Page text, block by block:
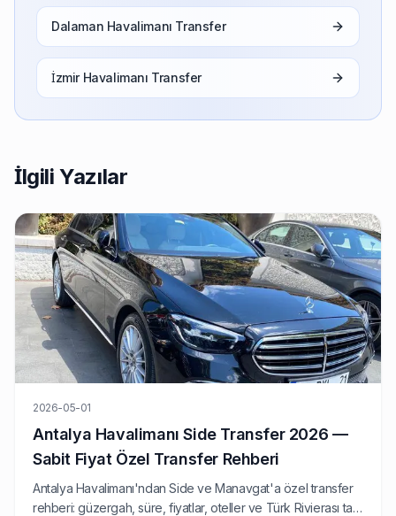
Dalaman Havalimanı Transfer
İzmir Havalimanı Transfer
İlgili Yazılar
2026-05-01
Antalya Havalimanı Side Transfer 2026 —
Sabit Fiyat Özel Transfer Rehberi
Antalya Havalimanı'ndan Side ve Manavgat'a özel transfer
rehberi: güzergah, süre, fiyatlar, oteller ve Türk Rivierası tatili